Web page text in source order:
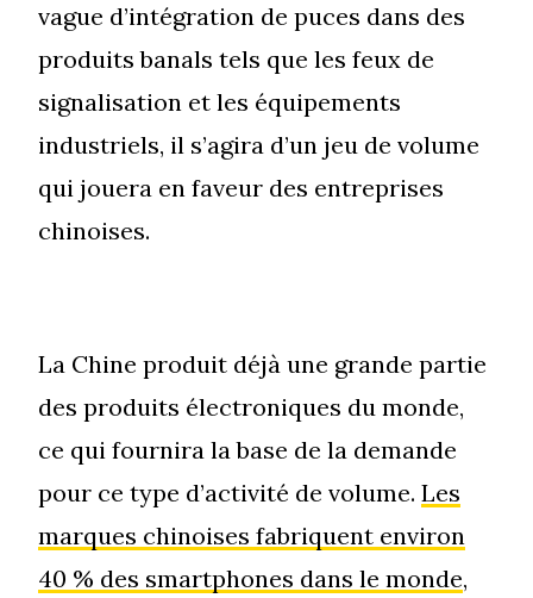
vague d’intégration de puces dans des
produits banals tels que les feux de
signalisation et les équipements
industriels, il s’agira d’un jeu de volume
qui jouera en faveur des entreprises
chinoises.
La Chine produit déjà une grande partie
des produits électroniques du monde,
ce qui fournira la base de la demande
pour ce type d’activité de volume.Les
marques chinoises fabriquent environ
40 % des smartphones dans le monde,